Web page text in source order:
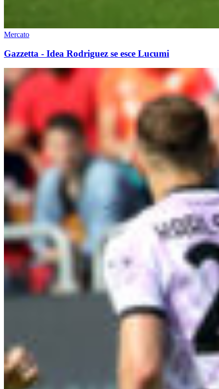
Mercato
Gazzetta - Idea Rodriguez se esce Lucumi